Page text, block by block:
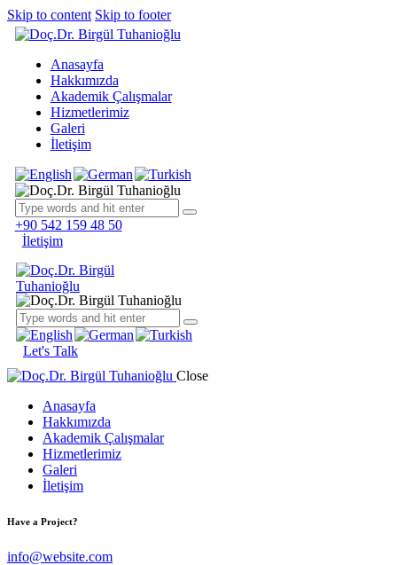
Skip to content Skip to footer
Anasayfa
Hakkımızda
Akademik Çalışmalar
Hizmetlerimiz
Galeri
İletişim
+90 542 159 48 50
İletişim
Let's Talk
Close
Anasayfa
Hakkımızda
Akademik Çalışmalar
Hizmetlerimiz
Galeri
İletişim
Have a Project?
info@website.com